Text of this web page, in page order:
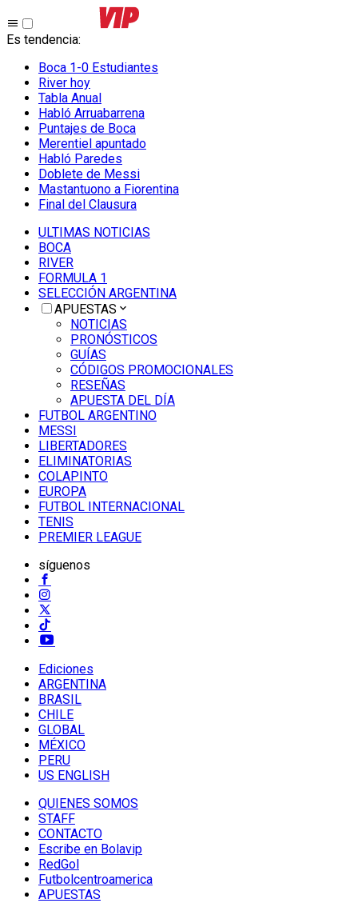
Es tendencia:
Boca 1-0 Estudiantes
River hoy
Tabla Anual
Habló Arruabarrena
Puntajes de Boca
Merentiel apuntado
Habló Paredes
Doblete de Messi
Mastantuono a Fiorentina
Final del Clausura
ULTIMAS NOTICIAS
BOCA
RIVER
FORMULA 1
SELECCIÓN ARGENTINA
APUESTAS
NOTICIAS
PRONÓSTICOS
GUÍAS
CÓDIGOS PROMOCIONALES
RESEÑAS
APUESTA DEL DÍA
FUTBOL ARGENTINO
MESSI
LIBERTADORES
ELIMINATORIAS
COLAPINTO
EUROPA
FUTBOL INTERNACIONAL
TENIS
PREMIER LEAGUE
síguenos
Ediciones
ARGENTINA
BRASIL
CHILE
GLOBAL
MÉXICO
PERU
US ENGLISH
QUIENES SOMOS
STAFF
CONTACTO
Escribe en Bolavip
RedGol
Futbolcentroamerica
APUESTAS